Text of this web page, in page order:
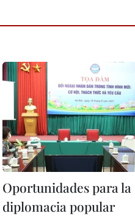
Oportunidades para la
diplomacia popular